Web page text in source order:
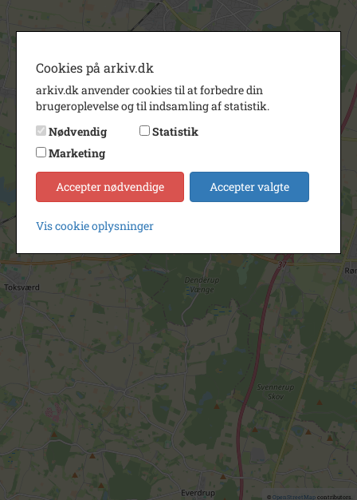
© OpenStreetMapcontributors.
Cookies på arkiv.dk
arkiv.dk anvender cookies til at forbedre din
brugeroplevelse og til indsamling af statistik.
Nødvendig
Statistik
Marketing
Accepter nødvendige Accepter valgte
Vis cookie oplysninger